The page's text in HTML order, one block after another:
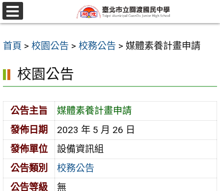
跳
至
要
容
選
單
首頁 > 校園公告 > 校務公告 > 媒體素養計畫申請
校園公告
公告主旨
媒體素養計畫申請
發佈日期
2023 年 5 月 26 日
發佈單位
設備資訊組
公告類別
校務公告
公告等級
無